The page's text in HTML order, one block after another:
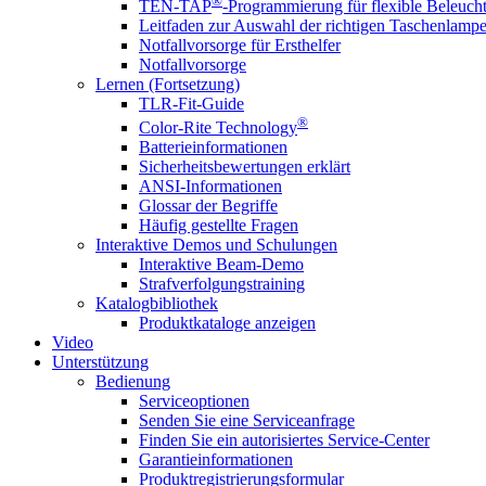
TEN-TAP -Programmierung für flexible
Leitfaden zur Auswahl der richtigen Taschenlampe
Notfallvorsorge für Ersthelfer
Notfallvorsorge
Lernen (Fortsetzung)
TLR-Fit-Guide
Color-Rite Technology®
Batterieinformationen
Sicherheitsbewertungen erklärt
ANSI-Informationen
Glossar der Begriffe
Häufig gestellte Fragen
Interaktive Demos und Schulungen
Interaktive Beam-Demo
Strafverfolgungstraining
Katalogbibliothek
Produktkataloge anzeigen
Video
Unterstützung
Bedienung
Serviceoptionen
Senden Sie eine Serviceanfrage
Finden Sie ein autorisiertes Service-Center
Garantieinformationen
Produktregistrierungsformular